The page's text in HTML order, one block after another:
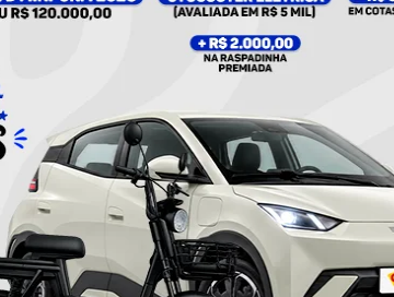
da aquisição com óleo diesel para o